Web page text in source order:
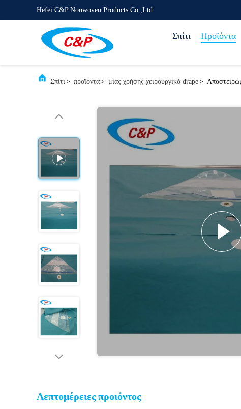
Hefei C&P Nonwoven Products Co.,Ltd
Σπίτι Προϊόντα
Σπίτι> προϊόντα> μίας χρήσης χειρουργικό drape>
Λεπτομέρειες προιόντος